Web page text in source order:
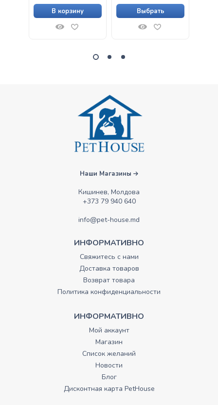
В корзину Выбрать
Наши Магазины
Кишинев, Молдова
+373 79 940 640
info@pet-house.md
ИНФОРМАТИВНО
Свяжитесь с нами
Доставка товаров
Возврат товара
Политика конфиденциальности
ИНФОРМАТИВНО
Мой аккаунт
Магазин
Список желаний
Новости
Блог
Дисконтная карта PetHouse